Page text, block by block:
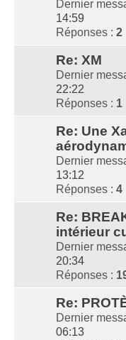
Dernier
14:59
Réponses : 2
Re: XM
Dernier
22:22
Réponses : 1
Re: Une
Dernier
13:12
Réponses : 4
Re:
intérieur
Dernier
20:34
Réponses :
Re:
Dernier
06:13